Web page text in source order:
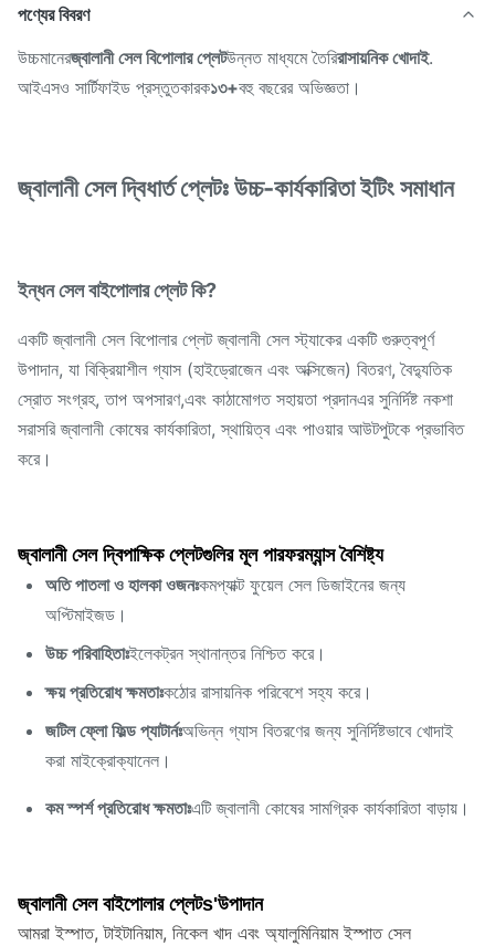
পণ্যের বিবরণ
উচ্চমানেরজ্বালানী সেল বিপোলার প্লেটউন্নত মাধ্যমে তৈরিরাসায়নিক খোদাই.
আইএসও সার্টিফাইড প্রস্তুতকারক১৩+বহু বছরের অভিজ্ঞতা।
জ্বালানী সেল দ্বিধার্ত প্লেটঃ উচ্চ-কার্যকারিতা ইটিং সমাধান
ইন্ধন সেল বাইপোলার প্লেট কি?
একটি জ্বালানী সেল বিপোলার প্লেট জ্বালানী সেল স্ট্যাকের একটি গুরুত্বপূর্ণ
উপাদান, যা বিক্রিয়াশীল গ্যাস (হাইড্রোজেন এবং অক্সিজেন) বিতরণ, বৈদ্যুতিক
স্রোত সংগ্রহ, তাপ অপসারণ,এবং কাঠামোগত সহায়তা প্রদানএর সুনির্দিষ্ট নকশা
সরাসরি জ্বালানী কোষের কার্যকারিতা, স্থায়িত্ব এবং পাওয়ার আউটপুটকে প্রভাবিত
করে।
জ্বালানী সেল দ্বিপাক্ষিক প্লেটগুলির মূল পারফরম্যান্স বৈশিষ্ট্য
অতি পাতলা ও হালকা ওজনঃকমপ্যাক্ট ফুয়েল সেল ডিজাইনের জন্য
অপ্টিমাইজড।
উচ্চ পরিবাহিতাঃইলেকট্রন স্থানান্তর নিশ্চিত করে।
ক্ষয় প্রতিরোধ ক্ষমতাঃকঠোর রাসায়নিক পরিবেশে সহ্য করে।
জটিল ফ্লো ফিল্ড প্যাটার্নঃঅভিন্ন গ্যাস বিতরণের জন্য সুনির্দিষ্টভাবে খোদাই
করা মাইক্রোক্যানেল।
কম স্পর্শ প্রতিরোধ ক্ষমতাঃএটি জ্বালানী কোষের সামগ্রিক কার্যকারিতা বাড়ায়।
জ্বালানী সেল বাইপোলার প্লেটs'উপাদান
আমরা ইস্পাত, টাইটানিয়াম, নিকেল খাদ এবং অ্যালুমিনিয়াম ইস্পাত সেল